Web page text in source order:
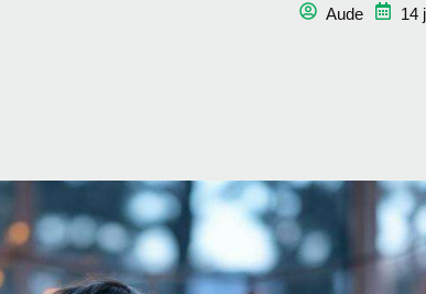
Aude 14